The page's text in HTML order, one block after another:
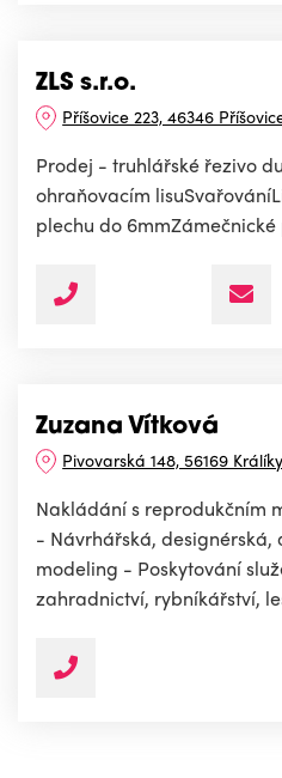
ZLS s.r.o.
Příšovice 223, 46346
Prodej - truhlářské řezivo
ohraňovacím
plechu do
Zuzana Vítková
Pivovarská 148, 56169 Králíky
Nakládání s reprodukčním
- Návrhářská, designérská,
modeling - Poskytování
zahradnictví, rybníkářství,